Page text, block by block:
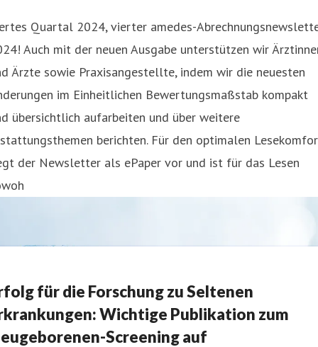
Quartal 2024, vierter amedes-
Auch mit der neuen Ausgabe unterstützen wir
Ärzte sowie Praxisangestellte, indem wir die neuesten
im Einheitlichen Bewertungsmaßstab kompakt
übersichtlich aufarbeiten und über weitere
berichten. Für den optimalen
der Newsletter als ePaper vor und ist für das Lesen
für die Forschung zu Seltenen
Wichtige Publikation zum
Screening auf